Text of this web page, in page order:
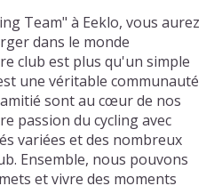
Team" à Eeklo, vous aurez
dans le monde
club est plus qu'un simple
une véritable communauté
sont au cœur de nos
passion du cycling avec
variées et des nombreux
Ensemble, nous pouvons
et vivre des moments